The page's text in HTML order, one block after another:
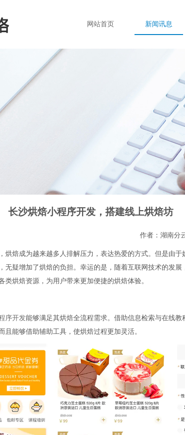
网站首页 新闻讯息
长沙烘焙小程序开发，搭建线上烘焙坊
作者：湖南分
烘焙成为越来越多人排解压力，表达热爱的方式。但是由
无疑增加了烘焙的负担。幸运的是，随着互联网技术的发展
类烘焙资源，为用户带来更加便捷的烘焙体验。
序开发能够满足其烘焙全流程需求。借助信息检索与在线
且能够借助辅助工具，使烘焙过程更加灵活。